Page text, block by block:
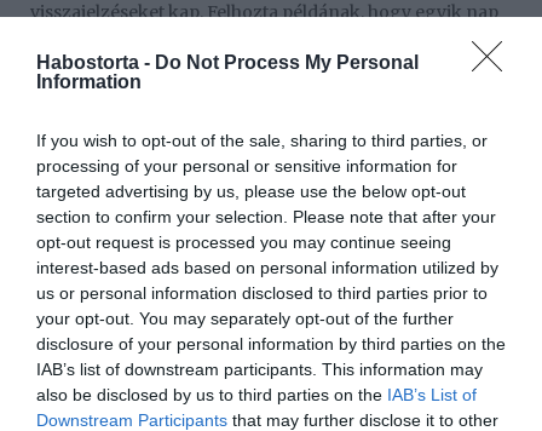
Habostorta - Do Not Process My Personal
Information
If you wish to opt-out of the sale, sharing to third parties, or
processing of your personal or sensitive information for
targeted advertising by us, please use the below opt-out
section to confirm your selection. Please note that after your
opt-out request is processed you may continue seeing
interest-based ads based on personal information utilized by
us or personal information disclosed to third parties prior to
your opt-out. You may separately opt-out of the further
disclosure of your personal information by third parties on the
IAB’s list of downstream participants. This information may
also be disclosed by us to third parties on the IAB’s List of
Downstream Participants that may further disclose it to other
visszajelzéseket kap. Felhozta példának, hogy egyik nap
kezelési díjat, csak annyit kértek, hogy csinálhassanak
egy közös fotót. Az apró figyelmességeken nagyon meg
része tiszteletben, illetve megbecsülésben. A két család
összeboronálására is kitért:
"A 28. születésnapom jó apropó volt arra, hogy a két
család közelebb kerüljön. Szerintem jól sikerült az ebéd,
és lesz még több közös családi program. Örülnék, ha a
szüleim is meglátogatnának Nyíregyházán. Nagyon
élhető város, biztos vagyok benne, hogy ők is jól éreznék
magukat"– jegyezte meg a lány a Story magazinnak.